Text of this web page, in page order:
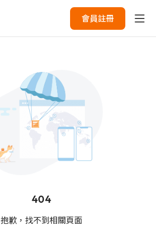
會員註冊
404
抱歉，找不到相關頁面